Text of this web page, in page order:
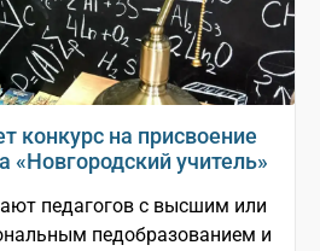
конкурс на присвоение
«Новгородский учитель»
педагогов с высшим или
педобразованием и